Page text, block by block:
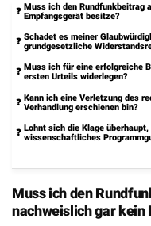
Muss ich den Rundfunkbeitrag
Empfangsgerät besitze?
Schadet es meiner
grundgesetzliche
Muss ich für eine erfolgreiche
ersten Urteils widerlegen?
Kann ich eine Verletzung des
Verhandlung erschienen bin?
Lohnt sich die Klage
wissenschaftliches
Muss ich den
nachweislich gar kein